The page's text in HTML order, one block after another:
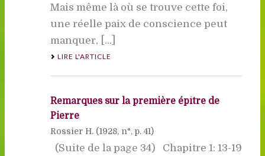
Mais même là où se trouve cette foi,
une réelle paix de conscience peut
manquer, [...]
LIRE L'ARTICLE
Remarques sur la première épître de
Pierre
Rossier H. (1928, n°, p. 41)
(Suite de la page 34) Chapitre 1: 13-19